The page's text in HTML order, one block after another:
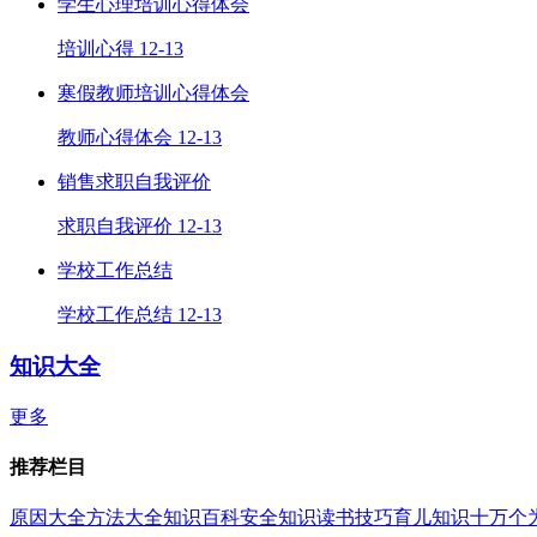
学生心理培训心得体会
培训心得 12-13
寒假教师培训心得体会
教师心得体会 12-13
销售求职自我评价
求职自我评价 12-13
学校工作总结
学校工作总结 12-13
知识大全
更多
推荐栏目
原因大全方法大全知识百科安全知识读书技巧育儿知识十万个